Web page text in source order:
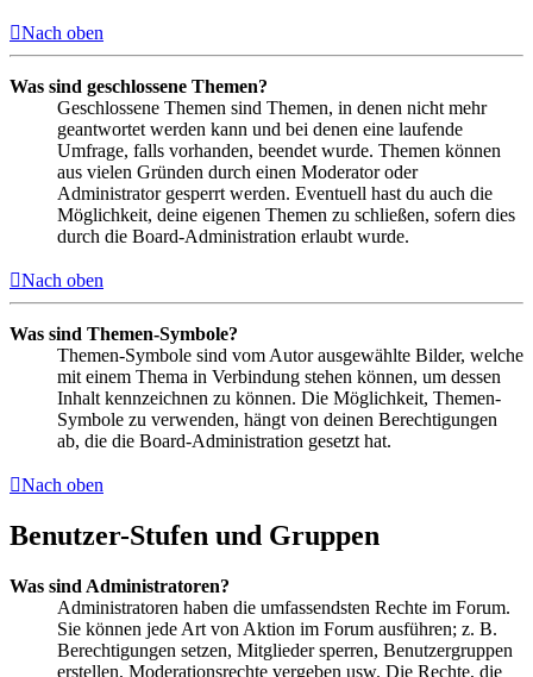
Nach oben
Was sind geschlossene Themen?
Geschlossene Themen sind Themen, in denen nicht mehr
geantwortet werden kann und bei denen eine laufende
Umfrage, falls vorhanden, beendet wurde. Themen können
aus vielen Gründen durch einen Moderator oder
Administrator gesperrt werden. Eventuell hast du auch die
Möglichkeit, deine eigenen Themen zu schließen, sofern dies
durch die Board-Administration erlaubt wurde.
Nach oben
Was sind Themen-Symbole?
Themen-Symbole sind vom Autor ausgewählte Bilder, welche
mit einem Thema in Verbindung stehen können, um dessen
Inhalt kennzeichnen zu können. Die Möglichkeit, Themen-
Symbole zu verwenden, hängt von deinen Berechtigungen
ab, die die Board-Administration gesetzt hat.
Nach oben
Benutzer-Stufen und Gruppen
Was sind Administratoren?
Administratoren haben die umfassendsten Rechte im Forum.
Sie können jede Art von Aktion im Forum ausführen; z. B.
Berechtigungen setzen, Mitglieder sperren, Benutzergruppen
erstellen, Moderationsrechte vergeben usw. Die Rechte, die